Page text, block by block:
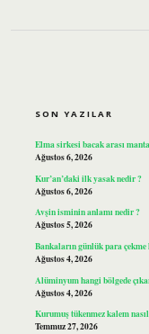
SON YAZILAR
Elma sirkesi bacak arası
Ağustos 6, 2026
Kur’an’daki ilk yasak nedir ?
Ağustos 6, 2026
Avşin isminin anlamı nedir ?
Ağustos 5, 2026
Bankaların günlük para
Ağustos 4, 2026
Alüminyum hangi bölgede
Ağustos 4, 2026
Kurumuş tükenmez kalem
Temmuz 27, 2026